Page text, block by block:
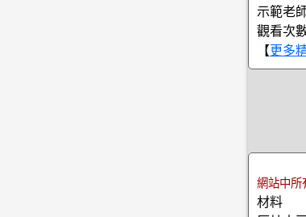
示範老
觀看次
【更多
網站中所
材料